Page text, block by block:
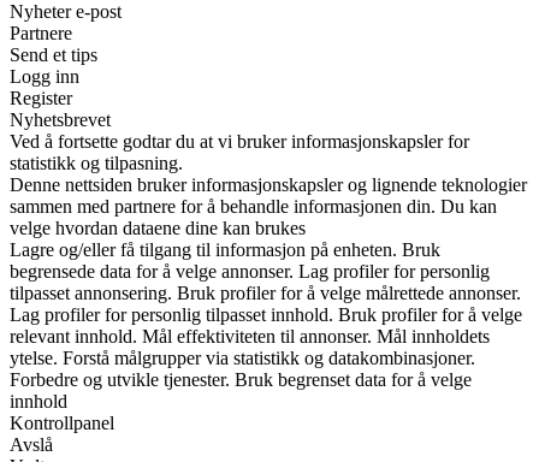
Nyheter e-post
Partnere
Send et tips
Logg inn
Register
Nyhetsbrevet
Ved å fortsette godtar du at vi bruker informasjonskapsler for
statistikk og tilpasning.
Denne nettsiden bruker informasjonskapsler og lignende teknologier
sammen med partnere for å behandle informasjonen din. Du kan
velge hvordan dataene dine kan brukes
Lagre og/eller få tilgang til informasjon på enheten. Bruk
begrensede data for å velge annonser. Lag profiler for personlig
tilpasset annonsering. Bruk profiler for å velge målrettede annonser.
Lag profiler for personlig tilpasset innhold. Bruk profiler for å velge
relevant innhold. Mål effektiviteten til annonser. Mål innholdets
ytelse. Forstå målgrupper via statistikk og datakombinasjoner.
Forbedre og utvikle tjenester. Bruk begrenset data for å velge
innhold
Kontrollpanel
Avslå